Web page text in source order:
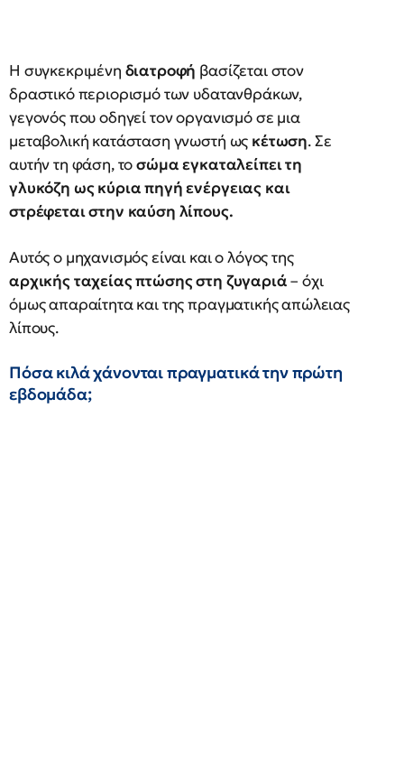
Η συγκεκριμένη διατροφή βασίζεται στον
δραστικό περιορισμό των υδατανθράκων,
γεγονός που οδηγεί τον οργανισμό σε μια
μεταβολική κατάσταση γνωστή ως κέτωση. Σε
αυτήν τη φάση, τοσώμα εγκαταλείπει τη
γλυκόζη ως κύρια πηγή ενέργειας και
στρέφεται στην καύση λίπους.
Αυτός ο μηχανισμός είναι και ο λόγος της
αρχικής ταχείας πτώσης στη ζυγαριά– όχι
όμως απαραίτητα και της πραγματικής απώλειας
λίπους.
Πόσα κιλά χάνονται πραγματικά την πρώτη
εβδομάδα;